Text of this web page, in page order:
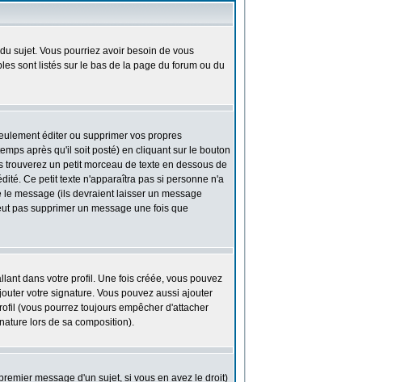
sujet. Vous pourriez avoir besoin de vous
sont listés sur le bas de la page du forum ou du
éditer ou supprimer vos propres
après qu'il soit posté) en cliquant sur le bouton
un petit morceau de texte en dessous de
Ce petit texte n'apparaîtra pas si personne n'a
message (ils devraient laisser un message
pas supprimer un message une fois que
dans votre profil. Une fois créée, vous pouvez
votre signature. Vous pouvez aussi ajouter
(vous pourrez toujours empêcher d'attacher
lors de sa composition).
message d'un sujet, si vous en avez le droit)